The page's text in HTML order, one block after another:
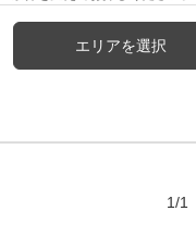
エリアを選択
1/1